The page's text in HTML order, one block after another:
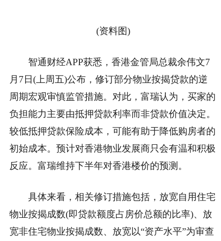
(资料图)
智通财经APP获悉，香港金管局总裁余伟文7
月7日(上周五)公布，修订部分物业按揭贷款的逆
周期宏观审慎监管措施。对此，富瑞认为，买家的
负担能力主要由抵押贷款利率而非贷款价值决定。
较低抵押贷款保险成本，可能有助于降低购房者的
初始成本。预计对香港物业发展商只会有温和积极
反应。富瑞维持下半年对香港楼价的预测。
具体来看，相关修订措施包括，放宽自用住宅
物业按揭成数(即贷款额度占房价总额的比率)、放
宽非住宅物业按揭成数、放宽以“资产水平”为审查